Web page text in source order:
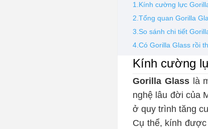
1.Kính cường lực
2.Tổng quan Gorilla
3.So sánh chi tiết
4.Có Gorilla Glass rồi
Kính cường
Gorilla Glasslà
nghệ lâu đời của
ở quy trình tăng
Cụ thể, kính